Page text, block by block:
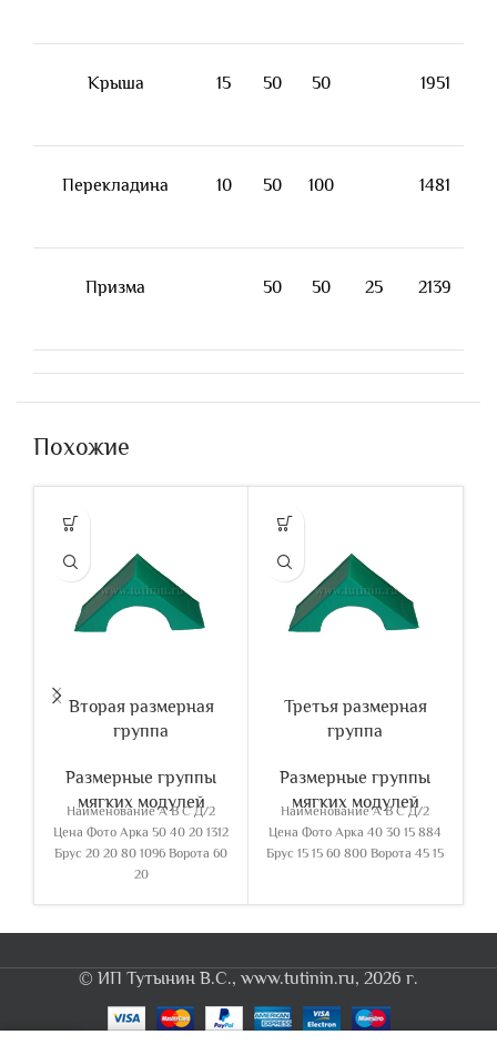
Крыша 15 50 50 1951
Перекладина 10 50 100 1481
Призма 50 50 25 2139
Похожие
Вторая размерная
группа
Размерные группы
мягких модулей
Наименование А В С Д/2
Цена Фото Арка 50 40 20 1312
Брус 20 20 80 1096 Ворота 60
20
Третья размерная
группа
Размерные группы
мягких модулей
Наименование А В С Д/2
Цена Фото Арка 40 30 15 884
Брус 15 15 60 800 Ворота 45 15
© ИП Тутынин В.С., www.tutinin.ru, 2026 г.